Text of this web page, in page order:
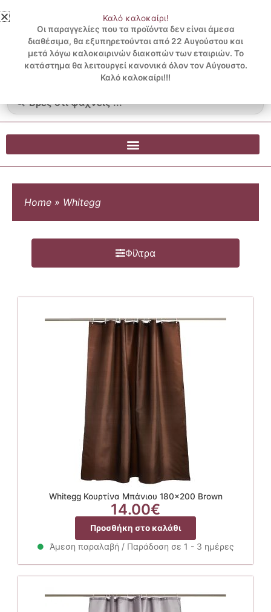
στο
περιεχόμενο
3 ΔΟΣΕΙΣ ΧΩΡΙΣ ΠΙΣΤΩΤΙΚΗ ΜΕ KLARNA
...
Λογαριασμός
Blog
0.00€
0
Cart
Home » Whitegg
Φίλτρα
Whitegg Κουρτίνα Μπάνιου 180×200 Brown
14.00€
Προσθήκη στο καλάθι
Άμεση παραλαβή / Παράδοση σε 1 - 3 ημέρες
Καλό καλοκαίρι!
Οι παραγγελίες που τα προϊόντα δεν είναι άμεσα
διαθέσιμα, θα εξυπηρετούνται από 22 Αυγούστου και
μετά λόγω καλοκαιρινών διακοπών των εταιριών. Το
κατάστημα θα λειτουργεί κανονικά όλον τον Αύγουστο.
Καλό καλοκαίρι!!!